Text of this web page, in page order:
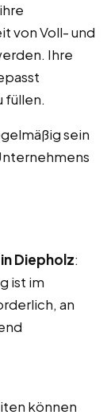
von Voll- und
Ihre
füllen.
sein
Diepholz:
ist im
an
können